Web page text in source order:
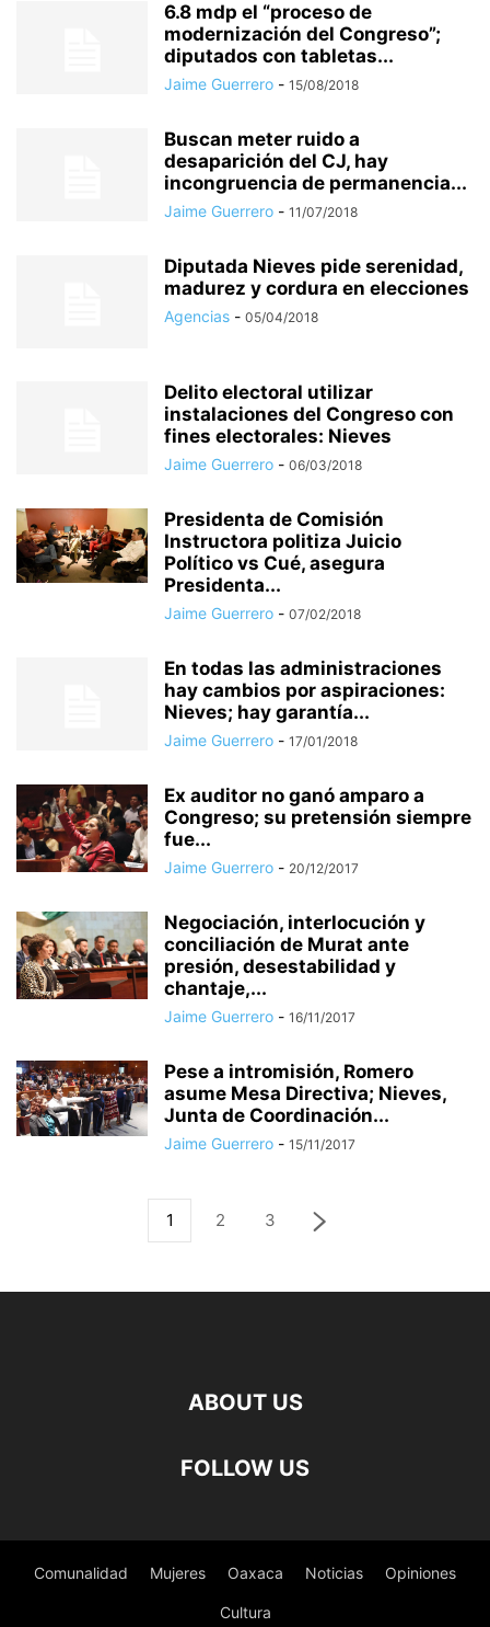
6.8 mdp el “proceso de
modernización del Congreso”;
diputados con tabletas...
Jaime Guerrero - 15/08/2018
Buscan meter ruido a
desaparición del CJ, hay
incongruencia de permanencia...
Jaime Guerrero - 11/07/2018
Diputada Nieves pide serenidad,
madurez y cordura en elecciones
Agencias - 05/04/2018
Delito electoral utilizar
instalaciones del Congreso con
fines electorales: Nieves
Jaime Guerrero - 06/03/2018
Presidenta de Comisión
Instructora politiza Juicio
Político vs Cué, asegura
Presidenta...
Jaime Guerrero - 07/02/2018
En todas las administraciones
hay cambios por aspiraciones:
Nieves; hay garantía...
Jaime Guerrero - 17/01/2018
Ex auditor no ganó amparo a
Congreso; su pretensión siempre
fue...
Jaime Guerrero - 20/12/2017
Negociación, interlocución y
conciliación de Murat ante
presión, desestabilidad y
chantaje,...
Jaime Guerrero - 16/11/2017
Pese a intromisión, Romero
asume Mesa Directiva; Nieves,
Junta de Coordinación...
Jaime Guerrero - 15/11/2017
1 2 3
ABOUT US
FOLLOW US
Comunalidad Mujeres Oaxaca Noticias Opiniones
Cultura